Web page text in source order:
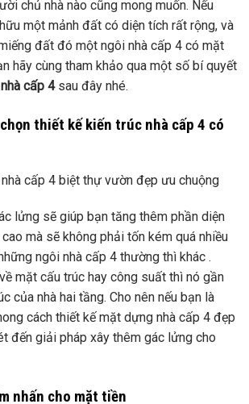
chủ nhà nào cũng mong muốn. Nếu
một mảnh đất có diện tích rất rộng, và
đất đó một ngôi nhà cấp 4 có mặt
hãy cùng tham khảo qua một số bí quyết
cấp 4sau đây nhé.
thiết kế kiến trúc nhà cấp 4 có
lửng sẽ giúp bạn tăng thêm phần diện
mà sẽ không phải tốn kém quá nhiều
ngôi nhà cấp 4 thường thì khác .
mặt cấu trúc hay công suất thì nó gần
của nhà hai tầng. Cho nên nếu bạn là
cách thiết kế mặt dựng nhà cấp 4 đẹp
đến giải pháp xây thêm gác lửng cho
nhấn cho mặt tiền